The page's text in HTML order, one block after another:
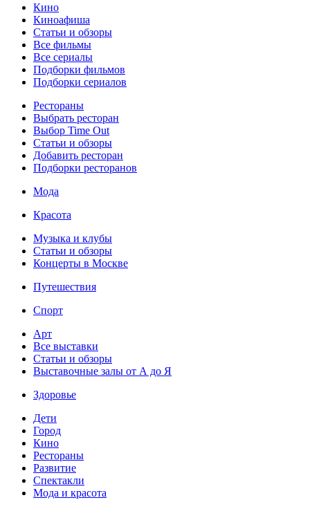
Кино
Киноафиша
Статьи и обзоры
Все фильмы
Все сериалы
Подборки фильмов
Подборки сериалов
Рестораны
Выбрать ресторан
Выбор Time Out
Статьи и обзоры
Добавить ресторан
Подборки ресторанов
Мода
Красота
Музыка и клубы
Статьи и обзоры
Концерты в Москве
Путешествия
Спорт
Арт
Все выставки
Статьи и обзоры
Выставочные залы от А до Я
Здоровье
Дети
Город
Кино
Рестораны
Развитие
Спектакли
Мода и красота